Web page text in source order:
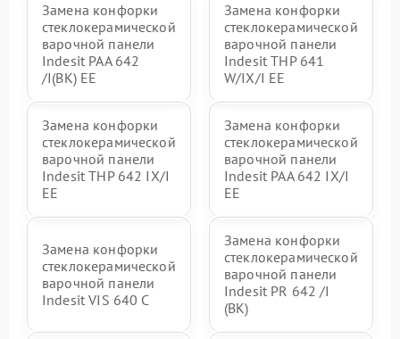
Замена конфорки
стеклокерамической
варочной панели
Indesit PAA 642
/I(BK) EE
Замена конфорки
стеклокерамической
варочной панели
Indesit THP 641
W/IX/I EE
Замена конфорки
стеклокерамической
варочной панели
Indesit THP 642 IX/I
EE
Замена конфорки
стеклокерамической
варочной панели
Indesit PAA 642 IX/I
EE
Замена конфорки
стеклокерамической
варочной панели
Indesit VIS 640 C
Замена конфорки
стеклокерамической
варочной панели
Indesit PR 642 /I
(BK)